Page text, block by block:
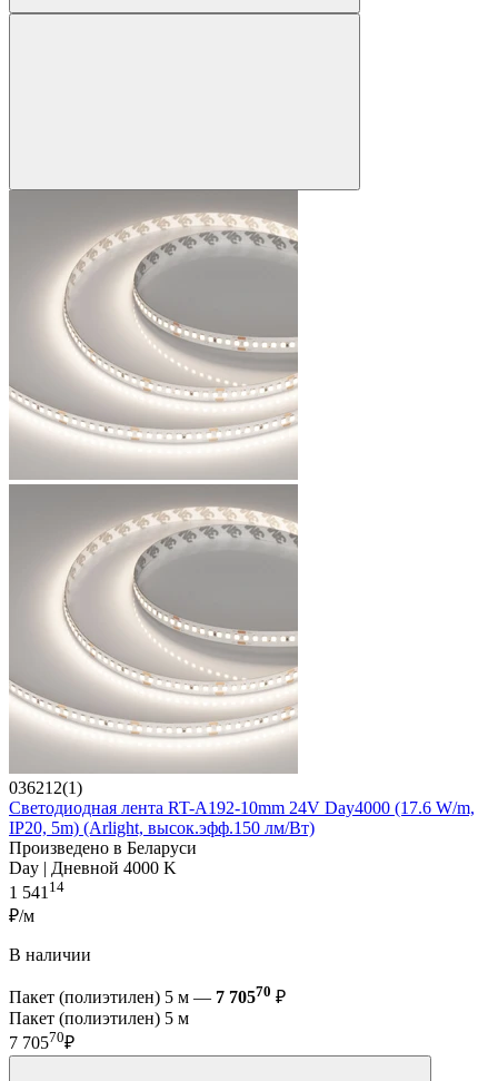
036212(1)
Светодиодная лента RT-A192-10mm 24V Day4000 (17.6 W/m,
IP20, 5m) (Arlight, высок.эфф.150 лм/Вт)
Произведено в Беларуси
Day | Дневной 4000 K
1 541 14
₽/м
В наличии
Пакет (полиэтилен) 5 м — 7 70570 ₽
Пакет (полиэтилен) 5 м
7 70570₽